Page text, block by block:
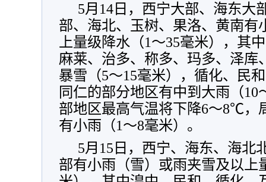
5月14日，西宁大部、海东大
部、海北、玉树、果洛、黄南有
上量级降水（1～35毫米），其
麻莱、治多、称多、玛多、泽库
暴雪（5～15毫米），循化、民
同仁的部分地区有中到大雨（10
部地区最高气温将下降6～8℃，
有小雨（1～8毫米）。
5月15日，西宁、海东、海北
部有小雨（雪）或雨夹雪及以上